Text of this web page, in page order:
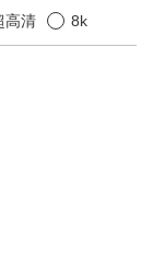
高清 8k